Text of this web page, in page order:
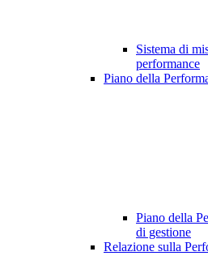
Sistema di
performance
Piano della
Piano della
di gestione
Relazione sulla